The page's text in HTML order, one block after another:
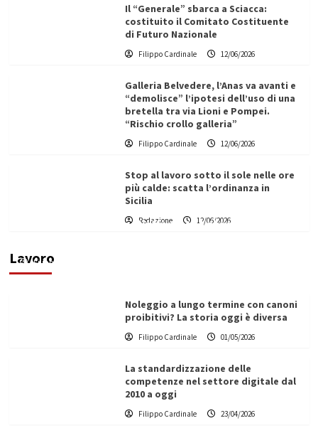
Il “Generale” sbarca a Sciacca:
costituito il Comitato Costituente
di Futuro Nazionale
Filippo Cardinale 12/06/2026
Galleria Belvedere, l’Anas va avanti e
“demolisce” l’ipotesi dell’uso di una
bretella tra via Lioni e Pompei.
“Rischio crollo galleria”
Filippo Cardinale 12/06/2026
Stop al lavoro sotto il sole nelle ore
più calde: scatta l’ordinanza in
Sicilia
Redazione 12/06/2026
Lavoro
Vino in Italia: il giro d’affari contribuisce
Filippo Cardinale
Noleggio a lungo termine con canoni
proibitivi? La storia oggi è diversa
Filippo Cardinale 01/05/2026
La standardizzazione delle
competenze nel settore digitale dal
2010 a oggi
Filippo Cardinale 23/04/2026